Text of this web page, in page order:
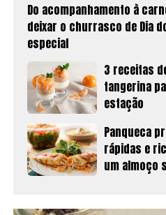
Do acompanhamento à
deixar o churrasco de Dia
especial
3 receitas
tangerina
estação
Panqueca
rápidas e
um almoço